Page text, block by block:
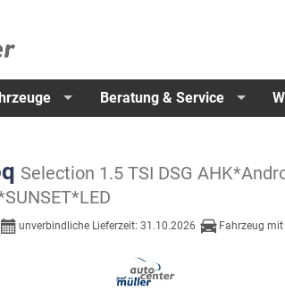
Beratung & Service
Selection 1.5 TSI DSG
unverbindliche Lieferzeit: 31.10.2026 Fahrzeug